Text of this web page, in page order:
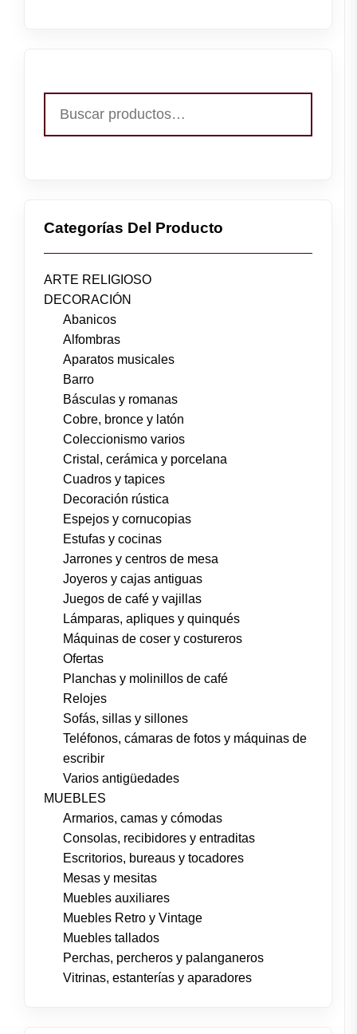
por:
Categorías Del Producto
ARTE RELIGIOSO
DECORACIÓN
Abanicos
Alfombras
Aparatos musicales
Barro
Básculas y romanas
Cobre, bronce y latón
Coleccionismo varios
Cristal, cerámica y porcelana
Cuadros y tapices
Decoración rústica
Espejos y cornucopias
Estufas y cocinas
Jarrones y centros de mesa
Joyeros y cajas antiguas
Juegos de café y vajillas
Lámparas, apliques y quinqués
Máquinas de coser y costureros
Ofertas
Planchas y molinillos de café
Relojes
Sofás, sillas y sillones
Teléfonos, cámaras de fotos y máquinas de
escribir
Varios antigüedades
MUEBLES
Armarios, camas y cómodas
Consolas, recibidores y entraditas
Escritorios, bureaus y tocadores
Mesas y mesitas
Muebles auxiliares
Muebles Retro y Vintage
Muebles tallados
Perchas, percheros y palanganeros
Vitrinas, estanterías y aparadores